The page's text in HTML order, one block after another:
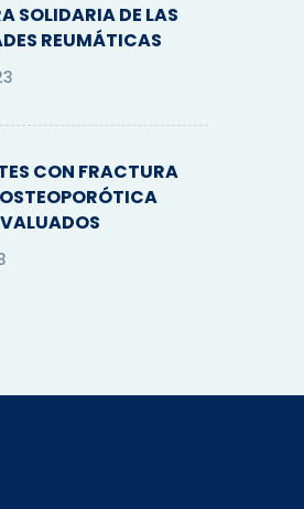
SOLIDARIA DE LAS
REUMÁTICAS
CON FRACTURA